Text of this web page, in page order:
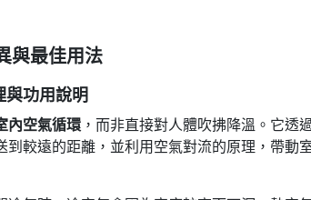
與最佳用法
與功用說明
內空氣循環 ，而非直接對人體吹拂降溫。它透
較遠的距離，並利用空氣對流的原理，帶動